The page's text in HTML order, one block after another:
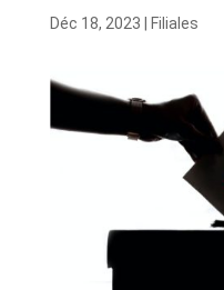
Déc 18, 2023 Filiales